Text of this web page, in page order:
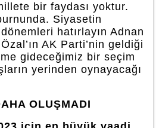
bir faydası yoktur.
Siyasetin
hatırlayın Adnan
AK Parti’nin geldiği
gideceğimiz bir seçim
yerinden oynayacağı
OLUŞMADI